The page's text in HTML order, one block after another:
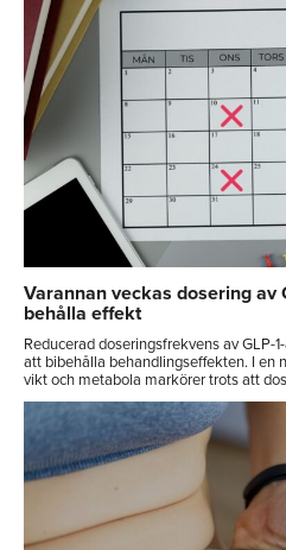
Varannan veckas dosering av
behålla effekt
Reducerad doseringsfrekvens av GLP-
att bibehålla behandlingseffekten. I en
vikt och metabola markörer trots att